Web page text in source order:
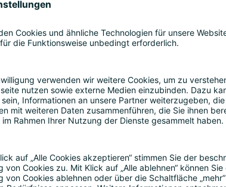
und Kryptowerte-Dienstleistungen.